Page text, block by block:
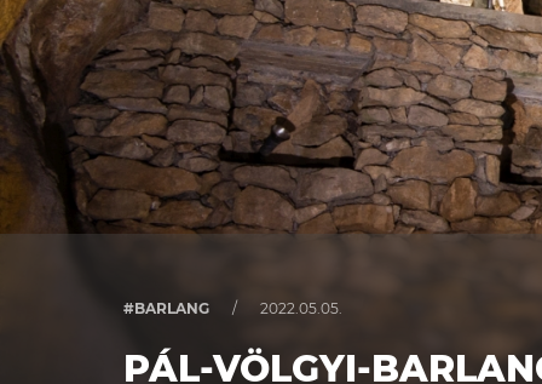
#BARLANG / 2022.05.05.
PÁL-VÖLGYI-